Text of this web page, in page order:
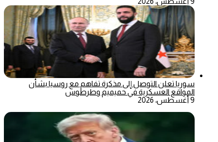
سوريا تعلن التوصل إلى مذكرة تفاهم مع روسيا بشأن
المواقع العسكرية في حميميم وطرطوس
9 أغسطس، 2026